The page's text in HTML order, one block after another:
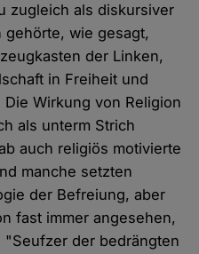
zugleich als diskursiver
gehörte, wie gesagt,
der Linken,
in Freiheit und
Wirkung von Religion
als unterm Strich
auch religiös motivierte
manche setzten
der Befreiung, aber
fast immer angesehen,
"Seufzer der bedrängten